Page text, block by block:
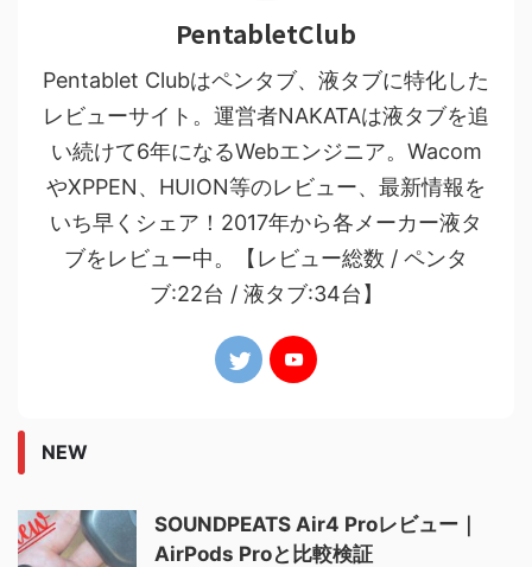
PentabletClub
Pentablet Clubはペンタブ、液タブに特化した
レビューサイト。運営者NAKATAは液タブを追
い続けて6年になるWebエンジニア。Wacom
やXPPEN、HUION等のレビュー、最新情報を
いち早くシェア！2017年から各メーカー液タ
ブをレビュー中。【レビュー総数 / ペンタ
ブ:22台 / 液タブ:34台】
NEW
SOUNDPEATS Air4 Proレビュー｜
AirPods Proと比較検証